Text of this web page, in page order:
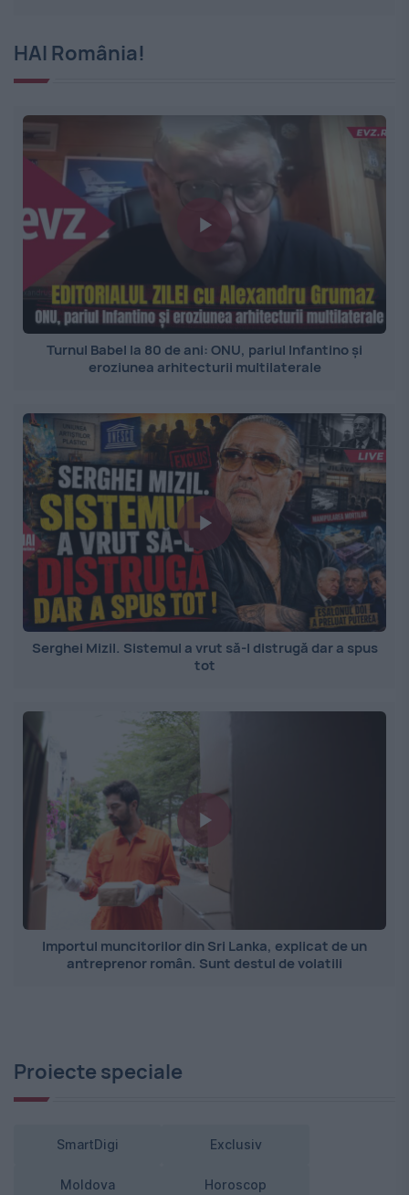
HAI România!
Turnul Babel la 80 de ani: ONU, pariul Infantino și
eroziunea arhitecturii multilaterale
Serghei Mizil. Sistemul a vrut să-l distrugă dar a spus
tot
Importul muncitorilor din Sri Lanka, explicat de un
antreprenor român. Sunt destul de volatili
Proiecte speciale
SmartDigi Exclusiv
Moldova Horoscop